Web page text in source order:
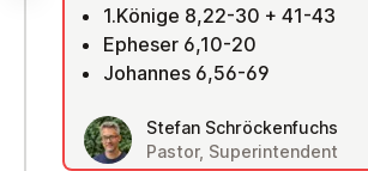
1.Könige 8,22-30 + 41-43
Epheser 6,10-20
Johannes 6,56-69
Stefan Schröckenfuchs
Pastor, Superintendent